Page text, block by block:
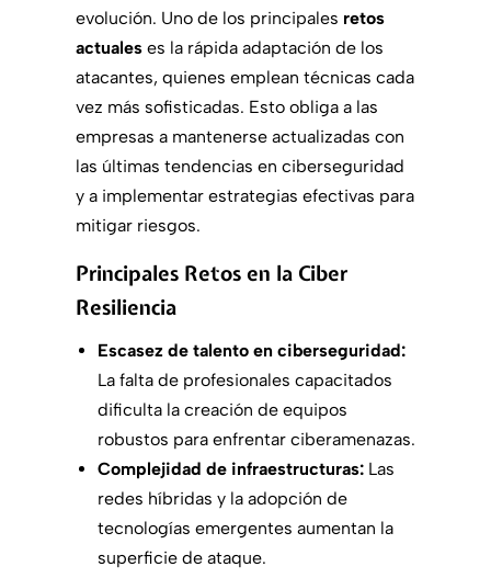
evolución. Uno de los principales retos
actualeses la rápida adaptación de los
atacantes, quienes emplean técnicas cada
vez más sofisticadas. Esto obliga a las
empresas a mantenerse actualizadas con
las últimas tendencias en ciberseguridad
y a implementar estrategias efectivas para
mitigar riesgos.
Principales Retos en la Ciber
Resiliencia
Escasez de talento en ciberseguridad:
La falta de profesionales capacitados
dificulta la creación de equipos
robustos para enfrentar ciberamenazas.
Complejidad de infraestructuras:Las
redes híbridas y la adopción de
tecnologías emergentes aumentan la
superficie de ataque.